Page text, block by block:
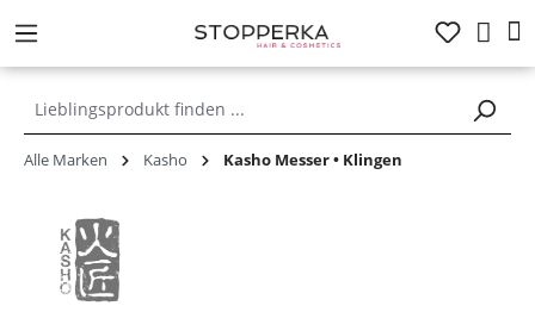
springen
Alle Marken Kasho Kasho Messer • Klingen